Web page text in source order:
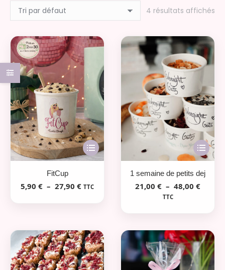
4 résultats affichés
Ce
produit
plusieurs
peuvent
être
choisies
FitCup
5,90 € – 27,90 €Plage
27,90 €
TTC
Ce
produit
a
plusieurs
peuvent
être
choisies
1 semaine de petits dej
21,00 € – 48,00 €Plage
48,00
TTC